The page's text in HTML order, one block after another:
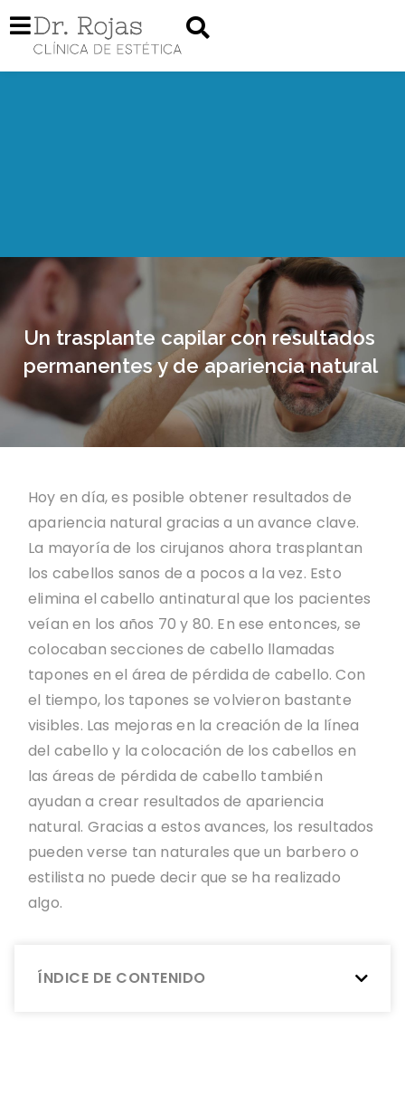
Un trasplante capilar con resultados
permanentes y de apariencia natural
ÍNDICE DE CONTENIDO
Hoy en día, es posible obtener resultados de
apariencia natural gracias a un avance clave.
La mayoría de los cirujanos ahora trasplantan
los cabellos sanos de a pocos a la vez. Esto
elimina el cabello antinatural que los pacientes
veían en los años 70 y 80. En ese entonces, se
colocaban secciones de cabello llamadas
tapones en el área de pérdida de cabello. Con
el tiempo, los tapones se volvieron bastante
visibles. Las mejoras en la creación de la línea
del cabello y la colocación de los cabellos en
las áreas de pérdida de cabello también
ayudan a crear resultados de apariencia
natural. Gracias a estos avances, los resultados
pueden verse tan naturales que un barbero o
estilista no puede decir que se ha realizado
algo.